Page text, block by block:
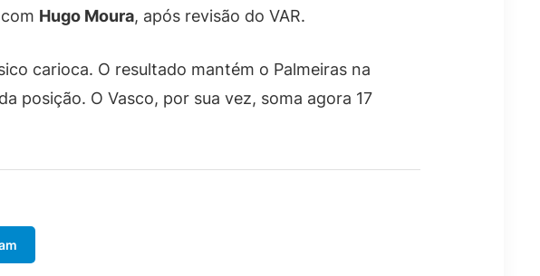
Hugo Moura, após revisão do VAR.
carioca. O resultado mantém o Palmeiras na
posição. O Vasco, por sua vez, soma agora 17